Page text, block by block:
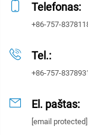
Telefonas:
+86-757-
Tel.:
+86-757-
El. paštas:
[email protected]